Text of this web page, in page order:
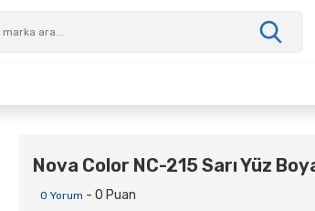
Nova Color NC-215 Sarı Yüz
0 Yorum - 0 Puan